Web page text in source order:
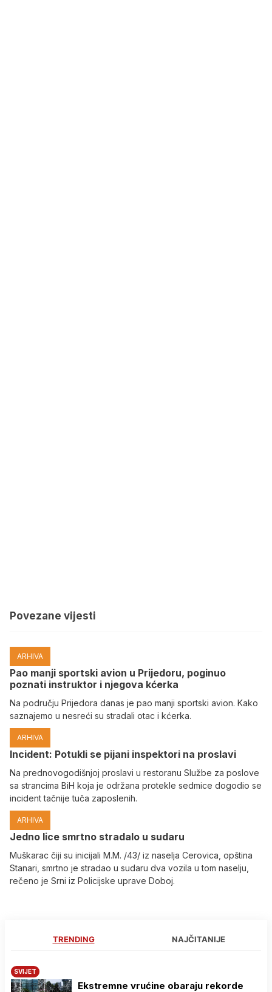
Povezane vijesti
ARHIVA
Pao manji sportski avion u Prijedoru, poginuo
poznati instruktor i njegova kćerka
Na području Prijedora danas je pao manji sportski avion. Kako
saznajemo u nesreći su stradali otac i kćerka.
ARHIVA
Incident: Potukli se pijani inspektori na proslavi
Na prednovogodišnjoj proslavi u restoranu Službe za poslove
sa strancima BiH koja je održana protekle sedmice dogodio se
incident tačnije tuča zaposlenih.
ARHIVA
Јedno lice smrtno stradalo u sudaru
Muškarac čiji su inicijali M.M. /43/ iz naselja Cerovica, opština
Stanari, smrtno je stradao u sudaru dva vozila u tom naselju,
rečeno je Srni iz Policijske uprave Doboj.
TRENDING NAJČITANIJE
SVIJET
Ekstremne vrućine obaraju rekorde